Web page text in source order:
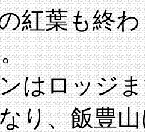
葉も終わ
ロッジま
り、飯豊